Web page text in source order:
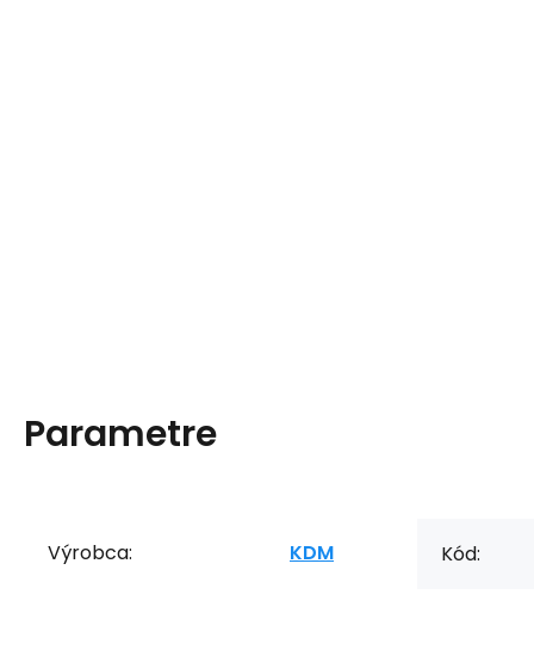
Parametre
Výrobca: KDM Kód: